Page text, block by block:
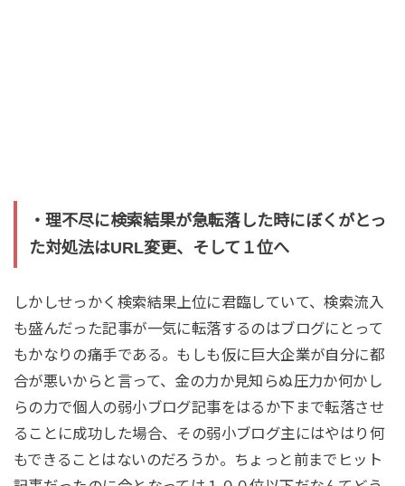
・理不尽に検索結果が急転落した時にぼくがとっ
た対処法はURL変更、そして１位へ
しかしせっかく検索結果上位に君臨していて、検索流入
も盛んだった記事が一気に転落するのはブログにとって
もかなりの痛手である。もしも仮に巨大企業が自分に都
合が悪いからと言って、金の力か見知らぬ圧力か何かし
らの力で個人の弱小ブログ記事をはるか下まで転落させ
ることに成功した場合、その弱小ブログ主にはやはり何
もできることはないのだろうか。ちょっと前までヒット